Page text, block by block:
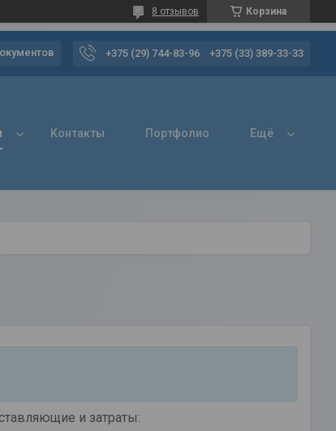
Корзина
8 отзывов
+375 (29) 744-83-96 +375 (33) 389-33-33
Контакты Портфолио Ещё
и затраты: